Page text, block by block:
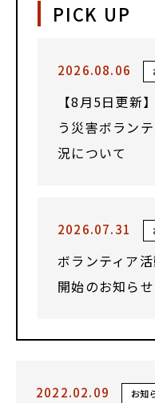
PICK UP
2026.08.06
【8月5日更新
う災害ボラン
況について
2026.07.31
ボランティア
開始のお知らせ
2022.02.09 お知